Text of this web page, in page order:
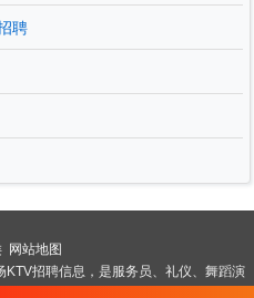
聘
网站地图
招聘信息，是服务员、礼仪、舞蹈演